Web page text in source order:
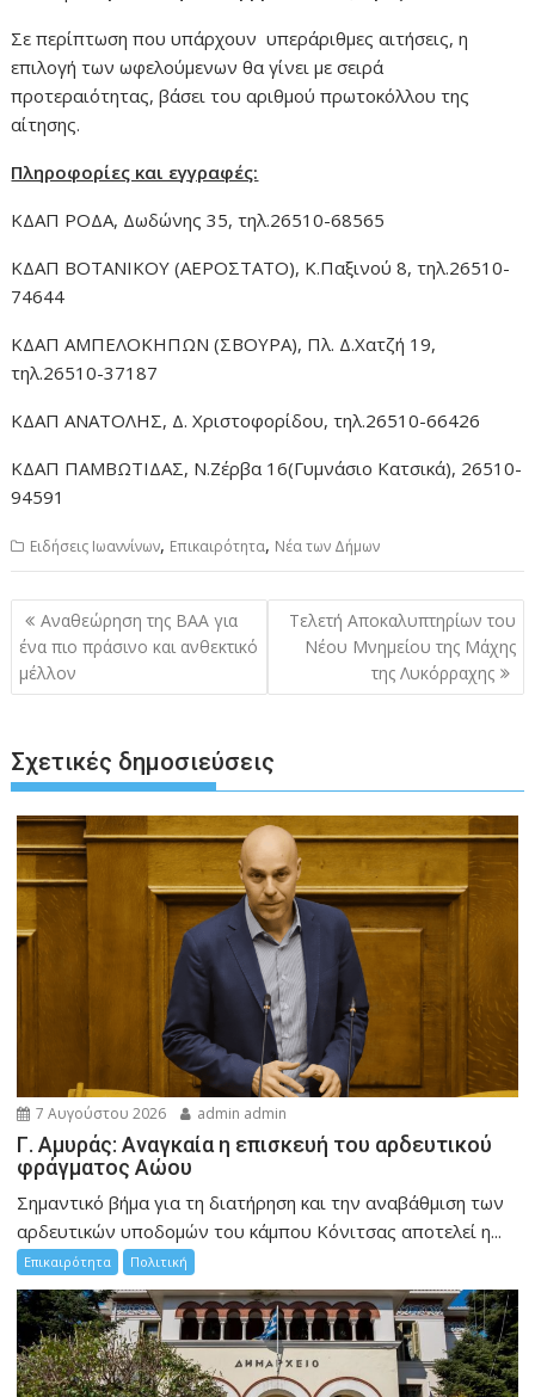
Σε περίπτωση που υπάρχουν υπεράριθμες αιτήσεις, η
επιλογή των ωφελούμενων θα γίνει με σειρά
προτεραιότητας, βάσει του αριθμού πρωτοκόλλου της
αίτησης.
Πληροφορίες και εγγραφές:
ΚΔΑΠ ΡΟΔΑ, Δωδώνης 35, τηλ.26510-68565
ΚΔΑΠ ΒΟΤΑΝΙΚΟΥ (ΑΕΡΟΣΤΑΤΟ), Κ.Παξινού 8, τηλ.26510-
74644
ΚΔΑΠ ΑΜΠΕΛΟΚΗΠΩΝ (ΣΒΟΥΡΑ), Πλ. Δ.Χατζή 19,
τηλ.26510-37187
ΚΔΑΠ ΑΝΑΤΟΛΗΣ, Δ. Χριστοφορίδου, τηλ.26510-66426
ΚΔΑΠ ΠΑΜΒΩΤΙΔΑΣ, Ν.Ζέρβα 16(Γυμνάσιο Κατσικά), 26510-
94591
Ειδήσεις Ιωαννίνων, Επικαιρότητα, Νέα των Δήμων
Πλοήγηση
άρθρων
Αναθεώρηση της ΒΑΑ για
ένα πιο πράσινο και ανθεκτικό
μέλλον
Τελετή Αποκαλυπτηρίων του
Νέου Μνημείου της Μάχης
της Λυκόρραχης
Σχετικές δημοσιεύσεις
7 Αυγούστου 2026 admin admin
Γ. Αμυράς: Αναγκαία η επισκευή του αρδευτικού
φράγματος Αώου
Σημαντικό βήμα για τη διατήρηση και την αναβάθμιση των
αρδευτικών υποδομών του κάμπου Κόνιτσας αποτελεί η...
Επικαιρότητα Πολιτική